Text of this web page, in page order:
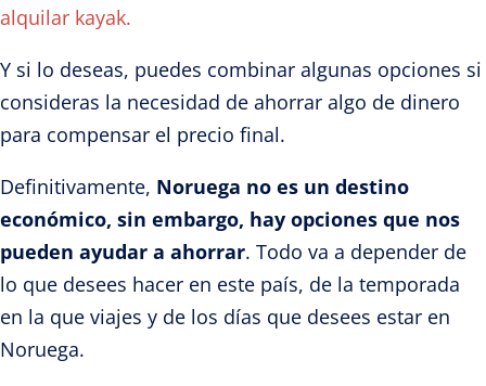
alquilar kayak.
Y si lo deseas, puedes combinar algunas opciones si
consideras la necesidad de ahorrar algo de dinero
para compensar el precio final.
Definitivamente, Noruega no es un destino
económico, sin embargo, hay opciones que nos
pueden ayudar a ahorrar. Todo va a depender de
lo que desees hacer en este país, de la temporada
en la que viajes y de los días que desees estar en
Noruega.